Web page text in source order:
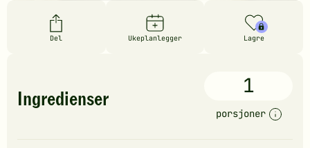
Del Ukeplanlegger Lagre
Ingredienser
1
porsjoner